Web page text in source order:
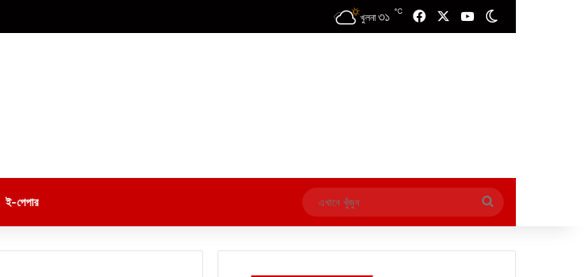
খুলনা ৩১ ℃ FacebookYouTube
ই-পেপার
এখানে
খুঁজুন